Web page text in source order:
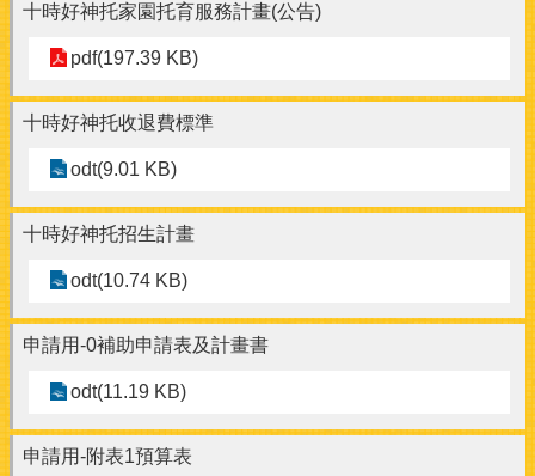
十時好神托家園托育服務計畫(公告)
pdf(197.39 KB)
十時好神托收退費標準
odt(9.01 KB)
十時好神托招生計畫
odt(10.74 KB)
申請用-0補助申請表及計畫書
odt(11.19 KB)
申請用-附表1預算表